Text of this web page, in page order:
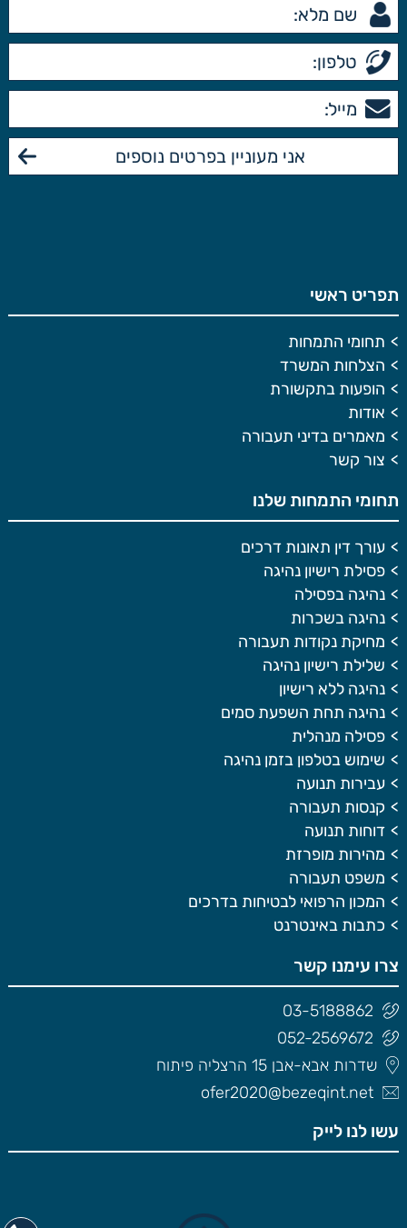
תפריט ראשי
תחומי התמחות
הצלחות המשרד
הופעות בתקשורת
אודות
מאמרים בדיני תעבורה
צור קשר
תחומי התמחות שלנו
עורך דין תאונות דרכים
פסילת רישיון נהיגה
נהיגה בפסילה
נהיגה בשכרות
מחיקת נקודות תעבורה
שלילת רישיון נהיגה
נהיגה ללא רישיון
נהיגה תחת השפעת סמים
פסילה מנהלית
שימוש בטלפון בזמן נהיגה
עבירות תנועה
קנסות תעבורה
דוחות תנועה
מהירות מופרזת
משפט תעבורה
המכון הרפואי לבטיחות בדרכים
כתבות באינטרנט
צרו עימנו קשר
03-5188862
052-2569672
שדרות אבא-אבן 15 הרצליה פיתוח
ofer2020@bezeqint.net
עשו לנו לייק